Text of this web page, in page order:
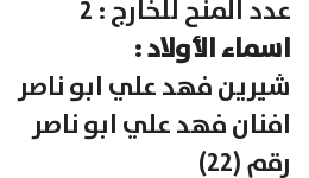
عدد المنح للخارج : 2
اسماء الأولاد :
شيرين فهد علي ابو ناصر
افنان فهد علي ابو ناصر
رقم (22)